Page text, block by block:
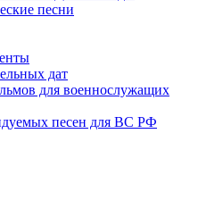
песни
дат
для военнослужащих
песен для ВС РФ